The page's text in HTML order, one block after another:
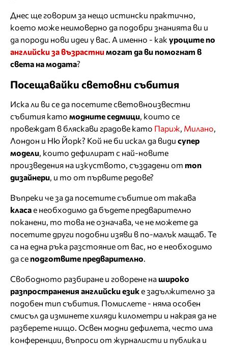
Днес ще говорим за нещо истински практично,
което може неимоверно да подобри знанията ви и
да породи нови идеи у вас. А именно - как уроците по
английски за възрастнимогат да ви помогнат в
света на модата?
Посещавайки световни събития
Иска ли ви се да посетите световноизвестни
събития като модните седмици , които се
провеждат в бляскави градове като Париж Милано
Лондон и Ню Йорк? Кой не би искал да види супер
модели , които дефилират с най-новите
произведения на изкуството, създадени от топ
дизайнери , и то от първите редове?
Въпреки че за да посетите събитие от такава
класае необходимо да бъдете предварително
поканени, то това не означава, че не можете да
посетите други подобни изяви в по-малък мащаб. Те
са на една ръка разстояние от вас, но е необходимо
да се подготвите предварително
Свободното разбиране и говорене нашироко
разпространения английски езике задължително за
подобен тип събития. Помислете - няма особен
смисъл да изминете хиляди километри и накрая да не
разберете нищо. Освен модни дефилета, често има
конференции, въпроси от журналисти и публика и